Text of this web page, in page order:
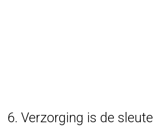
6. Verzorging is de sleutel